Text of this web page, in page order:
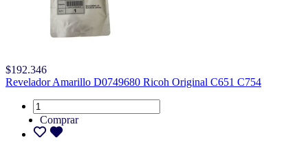
$192.346
Revelador Amarillo D0749680 Ricoh Original C651 C754
Comprar